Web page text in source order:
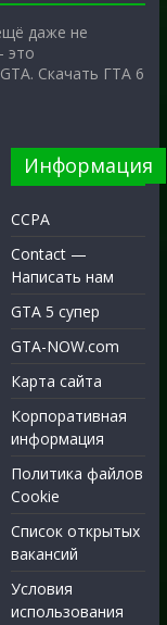
даже не
это
Скачать ГТА 6
Информация
CCPA
Contact —
Написать нам
GTA 5 супер
GTA-NOW.com
Карта сайта
Корпоративная
информация
Политика файлов
Cookie
Список открытых
вакансий
Условия
использования